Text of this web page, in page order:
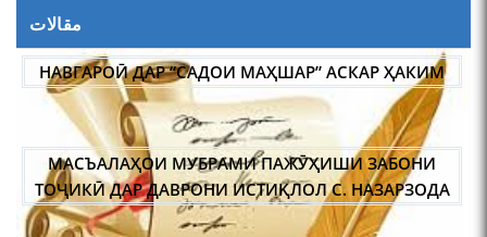
مقالات
НАВГАРОӢ ДАР “САДОИ МАҲШАР” АСКАР ҲАКИМ
МАСЪАЛАҲОИ МУБРАМИ ПАЖӮҲИШИ ЗАБОНИ
ТОҶИКӢ ДАР ДАВРОНИ ИСТИҚЛОЛ С. НАЗАРЗОДА